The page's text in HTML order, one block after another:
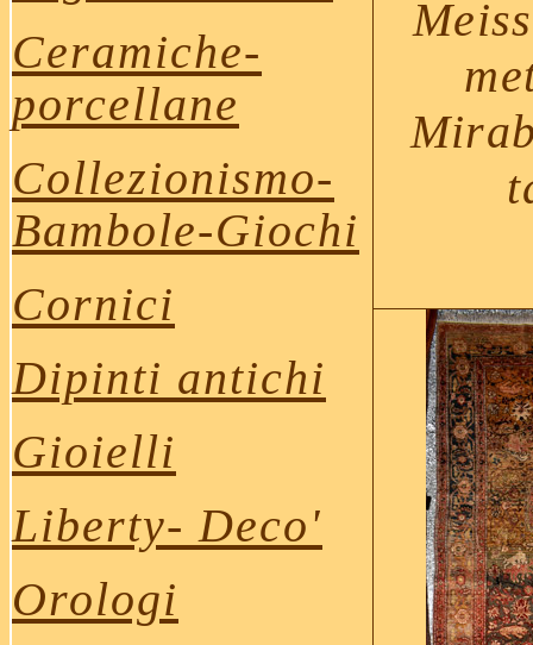
Ceramiche-
porcellane
Collezionismo-
Bambole-Giochi
Cornici
Dipinti antichi
Gioielli
Liberty- Deco'
Orologi